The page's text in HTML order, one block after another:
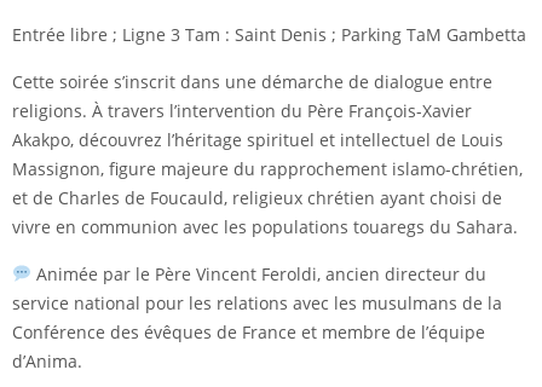
Entrée libre ; Ligne 3 Tam : Saint Denis ; Parking TaM Gambetta
Cette soirée s’inscrit dans une démarche de dialogue entre
religions. À travers l’intervention du Père François-Xavier
Akakpo, découvrez l’héritage spirituel et intellectuel de Louis
Massignon, figure majeure du rapprochement islamo-chrétien,
et de Charles de Foucauld, religieux chrétien ayant choisi de
vivre en communion avec les populations touaregs du Sahara.
Animée par le Père Vincent Feroldi, ancien directeur du
service national pour les relations avec les musulmans de la
Conférence des évêques de France et membre de l’équipe
d’Anima.